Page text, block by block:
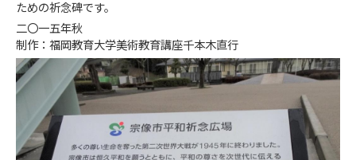
ための祈念碑です。
二〇一五年秋
制作：福岡教育大学美術教育講座千本木直行